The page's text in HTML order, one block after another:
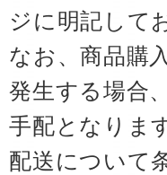
ジに明記して
なお、商品購
発生する場合
手配となりま
配送について